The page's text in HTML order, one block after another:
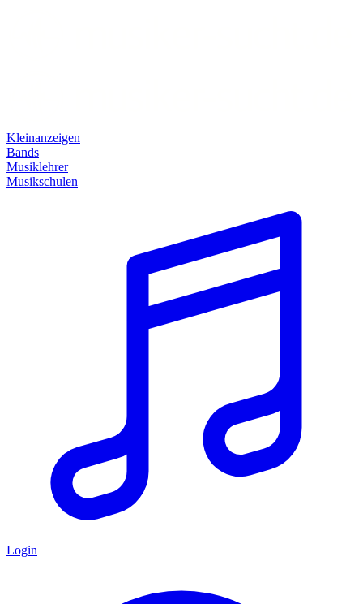
Kleinanzeigen
Bands
Musiklehrer
Musikschulen
Login